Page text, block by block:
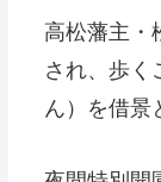
高松藩主・
され、歩く
ん）を借景